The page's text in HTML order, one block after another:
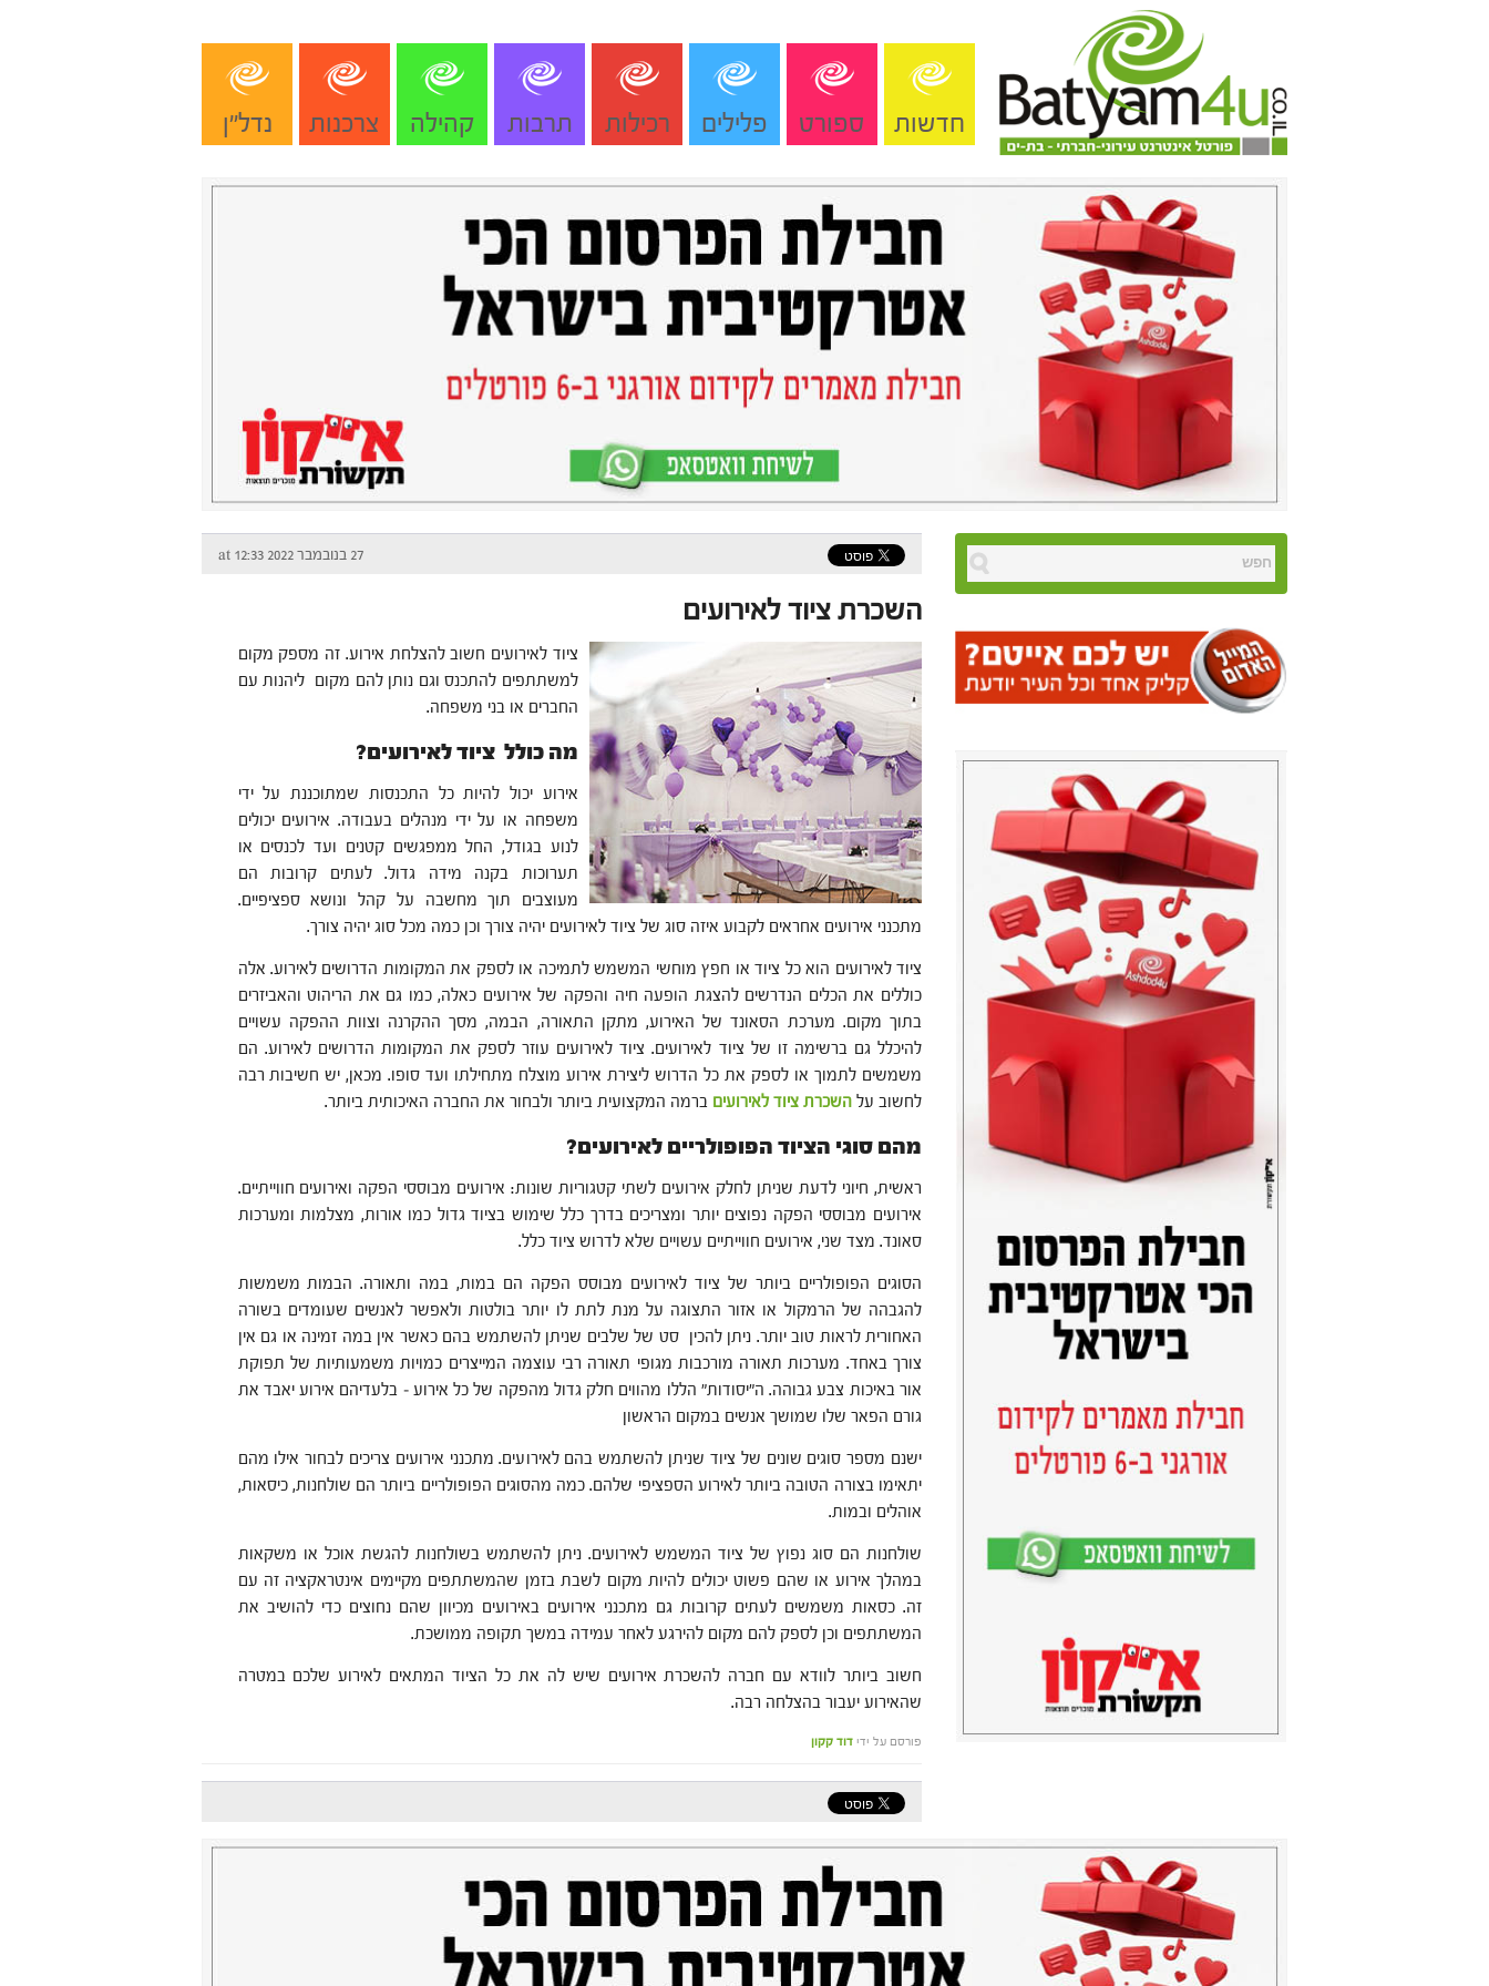
חדשות ספורט פלילים רכילות תרבות קהילה צרכנות נדל"ן
27 בנובמבר 2022 at 12:33
השכרת ציוד לאירועים
ציוד לאירועים חשוב להצלחת אירוע. זה מספק מקום
למשתתפים להתכנס וגם נותן להם מקום ליהנות עם
החברים או בני משפחה.
מה כולל ציוד לאירועים?
אירוע יכול להיות כל התכנסות שמתוכננת על ידי
משפחה או על ידי מנהלים בעבודה. אירועים יכולים
לנוע בגודל, החל ממפגשים קטנים ועד לכנסים או
תערוכות בקנה מידה גדול. לעתים קרובות הם
מעוצבים תוך מחשבה על קהל ונושא ספציפיים.
מתכנני אירועים אחראים לקבוע איזה סוג של ציוד לאירועים יהיה צורך וכן כמה מכל סוג יהיה צורך.
ציוד לאירועים הוא כל ציוד או חפץ מוחשי המשמש לתמיכה או לספק את המקומות הדרושים לאירוע. אלה
כוללים את הכלים הנדרשים להצגת הופעה חיה והפקה של אירועים כאלה, כמו גם את הריהוט והאביזרים
בתוך מקום. מערכת הסאונד של האירוע, מתקן התאורה, הבמה, מסך ההקרנה וצוות ההפקה עשויים
להיכלל גם ברשימה זו של ציוד לאירועים. ציוד לאירועים עוזר לספק את המקומות הדרושים לאירוע. הם
משמשים לתמוך או לספק את כל הדרוש ליצירת אירוע מוצלח מתחילתו ועד סופו. מכאן, יש חשיבות רבה
לחשוב על השכרת ציוד לאירועים ברמה המקצועית ביותר ולבחור את החברה האיכותית ביותר.
מהם סוגי הציוד הפופולריים לאירועים?
ראשית, חיוני לדעת שניתן לחלק אירועים לשתי קטגוריות שונות: אירועים מבוססי הפקה ואירועים חווייתיים.
אירועים מבוססי הפקה נפוצים יותר ומצריכים בדרך כלל שימוש בציוד גדול כמו אורות, מצלמות ומערכות
סאונד. מצד שני, אירועים חווייתיים עשויים שלא לדרוש ציוד כלל.
הסוגים הפופולריים ביותר של ציוד לאירועים מבוסס הפקה הם במות, במה ותאורה. הבמות משמשות
להגבהה של הרמקול או אזור התצוגה על מנת לתת לו יותר בולטות ולאפשר לאנשים שעומדים בשורה
האחורית לראות טוב יותר. ניתן להכין סט של שלבים שניתן להשתמש בהם כאשר אין במה זמינה או גם אין
צורך באחד. מערכות תאורה מורכבות מגופי תאורה רבי עוצמה המייצרים כמויות משמעותיות של תפוקת
אור באיכות צבע גבוהה. ה"יסודות" הללו מהווים חלק גדול מהפקה של כל אירוע – בלעדיהם אירוע יאבד את
גורם הפאר שלו שמושך אנשים במקום הראשון
ישנם מספר סוגים שונים של ציוד שניתן להשתמש בהם לאירועים. מתכנני אירועים צריכים לבחור אילו מהם
יתאימו בצורה הטובה ביותר לאירוע הספציפי שלהם. כמה מהסוגים הפופולריים ביותר הם שולחנות, כיסאות,
אוהלים ובמות.
שולחנות הם סוג נפוץ של ציוד המשמש לאירועים. ניתן להשתמש בשולחנות להגשת אוכל או משקאות
במהלך אירוע או שהם פשוט יכולים להיות מקום לשבת בזמן שהמשתתפים מקיימים אינטראקציה זה עם
זה. כסאות משמשים לעתים קרובות גם מתכנני אירועים באירועים מכיוון שהם נחוצים כדי להושיב את
המשתתפים וכן לספק להם מקום להירגע לאחר עמידה במשך תקופה ממושכת.
חשוב ביותר לוודא עם חברה להשכרת אירועים שיש לה את כל הציוד המתאים לאירוע שלכם במטרה
שהאירוע יעבור בהצלחה רבה.
פורסם על ידי דוד קקון